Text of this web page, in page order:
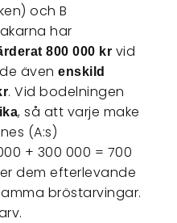
och B
har
800 000 kr vid
ävenenskild
. Vid bodelningen
, så att varje make
(A:s)
+ 300 000 = 700
dem efterlevande
bröstarvingar.